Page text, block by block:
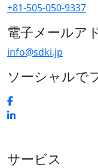
+81-505-050-9337
電子メールア
info@sdki.jp
ソーシャルで
サービス